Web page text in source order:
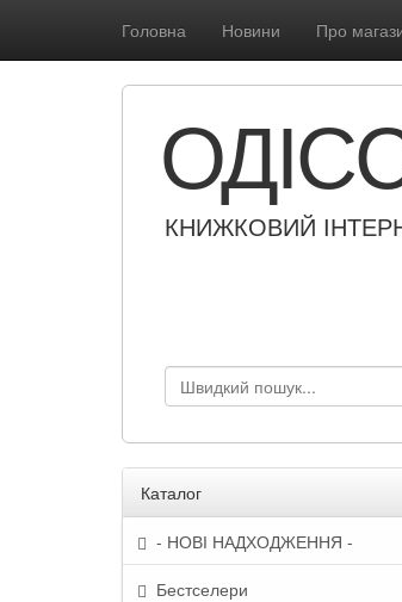
Головна Новини Про
КНИЖКОВИЙ
Каталог
- НОВІ НАДХОДЖЕННЯ -
Бестселери